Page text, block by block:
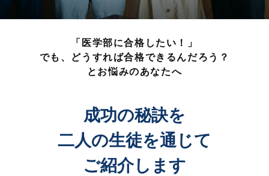
「医学部に合格したい！」
でも、どうすれば合格できるんだろう？
とお悩みのあなたへ
成功の秘訣を
二人の生徒を通じて
ご紹介します